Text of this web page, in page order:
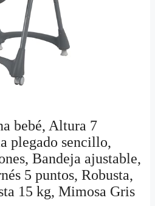
bebé, Altura 7
plegado sencillo,
Bandeja ajustable,
5 puntos, Robusta,
15 kg, Mimosa Gris